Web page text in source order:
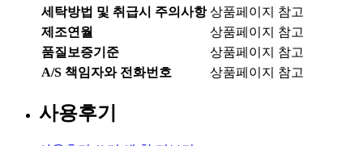
세탁방법 및 취급시 주의사항 상품페이지 참고
제조연월
상품페이지 참고
품질보증기준
상품페이지 참고
A/S 책임자와 전화번호
상품페이지 참고
사용후기